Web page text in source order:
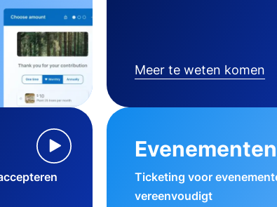
Meer te weten komen
Evenementen
Ticketing voor
vereenvoudigt